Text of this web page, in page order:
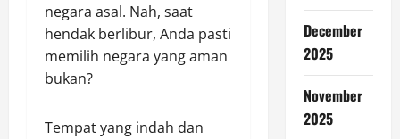
negara asal. Nah, saat
hendak berlibur, Anda pasti
memilih negara yang aman
bukan?
Tempat yang indah dan
December
2025
November
2025